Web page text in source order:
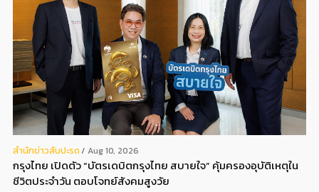
สํานักข่าวสับปะรด Aug 10, 2026
กรุงไทย เปิดตัว “บัตรเดบิตกรุงไทย สบายใจ” คุ้มครองอุบัติเหตุใน
ชีวิตประจำวัน ตอบโจทย์สังคมสูงวัย